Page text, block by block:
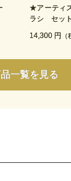
★アーティ
ラシ セッ
14,300 円 （
一覧を見る